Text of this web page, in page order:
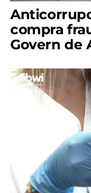
compra
Govern de